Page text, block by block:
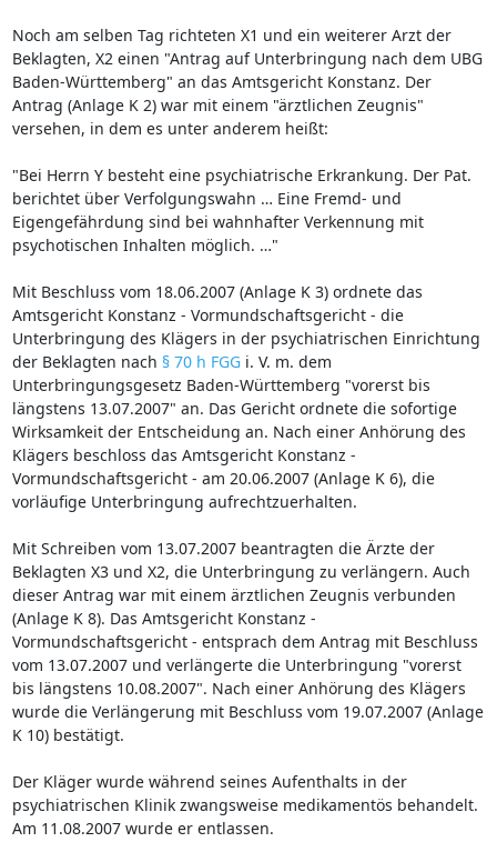
Noch am selben Tag richteten X1 und ein weiterer Arzt der
Beklagten, X2 einen "Antrag auf Unterbringung nach dem UBG
Baden-Württemberg" an das Amtsgericht Konstanz. Der
Antrag (Anlage K 2) war mit einem "ärztlichen Zeugnis"
versehen, in dem es unter anderem heißt:
"Bei Herrn Y besteht eine psychiatrische Erkrankung. Der Pat.
berichtet über Verfolgungswahn … Eine Fremd- und
Eigengefährdung sind bei wahnhafter Verkennung mit
psychotischen Inhalten möglich. …"
Mit Beschluss vom 18.06.2007 (Anlage K 3) ordnete das
Amtsgericht Konstanz - Vormundschaftsgericht - die
Unterbringung des Klägers in der psychiatrischen Einrichtung
der Beklagten nach § 70 h FGGi. V. m. dem
Unterbringungsgesetz Baden-Württemberg "vorerst bis
längstens 13.07.2007" an. Das Gericht ordnete die sofortige
Wirksamkeit der Entscheidung an. Nach einer Anhörung des
Klägers beschloss das Amtsgericht Konstanz -
Vormundschaftsgericht - am 20.06.2007 (Anlage K 6), die
vorläufige Unterbringung aufrechtzuerhalten.
Mit Schreiben vom 13.07.2007 beantragten die Ärzte der
Beklagten X3 und X2, die Unterbringung zu verlängern. Auch
dieser Antrag war mit einem ärztlichen Zeugnis verbunden
(Anlage K 8). Das Amtsgericht Konstanz -
Vormundschaftsgericht - entsprach dem Antrag mit Beschluss
vom 13.07.2007 und verlängerte die Unterbringung "vorerst
bis längstens 10.08.2007". Nach einer Anhörung des Klägers
wurde die Verlängerung mit Beschluss vom 19.07.2007 (Anlage
K 10) bestätigt.
Der Kläger wurde während seines Aufenthalts in der
psychiatrischen Klinik zwangsweise medikamentös behandelt.
Am 11.08.2007 wurde er entlassen.